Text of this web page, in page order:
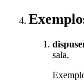
sala.